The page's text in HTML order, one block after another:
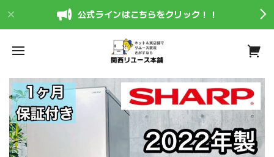
公式ラインはこちらをクリック！！